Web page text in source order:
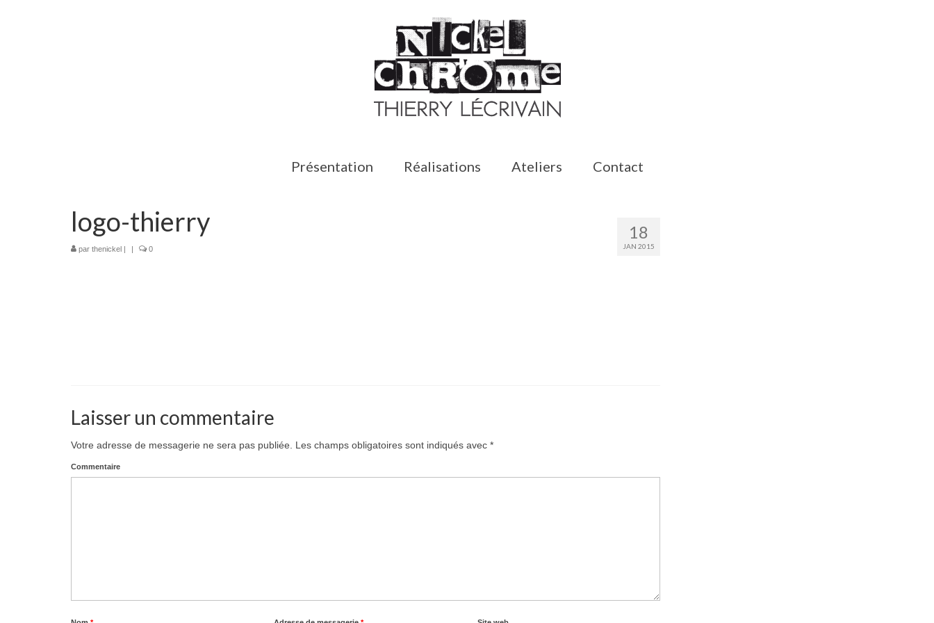
Présentation Réalisations Ateliers Contact
18
JAN 2015
logo-thierry
par thenickel | | 0
Laisser un commentaire
Votre adresse de messagerie ne sera pas publiée. Les champs obligatoires sont indiqués avec *
Commentaire